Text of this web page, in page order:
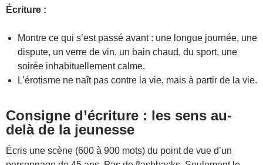
Écriture :
Montre ce qui s’est passé avant : une longue journée, une
dispute, un verre de vin, un bain chaud, du sport, une
soirée inhabituellement calme.
L’érotisme ne naît pas contre la vie, mais à partir de la vie.
Consigne d’écriture : les sens au-
delà de la jeunesse
Écris une scène (600 à 900 mots) du point de vue d’un